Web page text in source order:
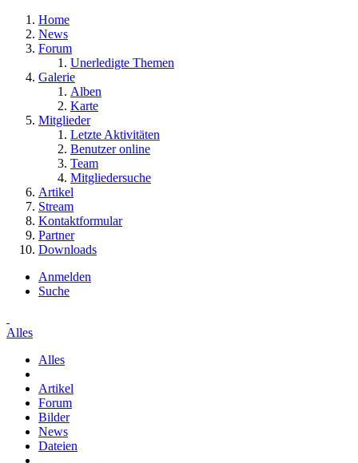
Home
News
Forum
Unerledigte Themen
Galerie
Alben
Karte
Mitglieder
Letzte Aktivitäten
Benutzer online
Team
Mitgliedersuche
Artikel
Stream
Kontaktformular
Partner
Downloads
Anmelden
Suche
Alles
Alles
Artikel
Forum
Bilder
News
Dateien